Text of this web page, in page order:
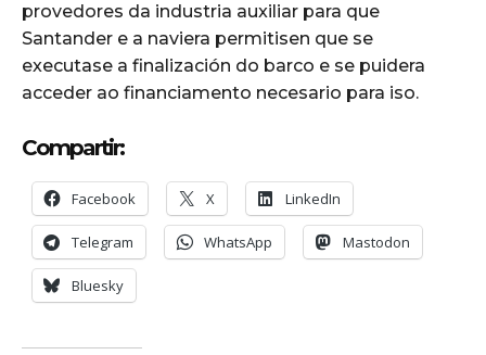
provedores da industria auxiliar para que
Santander e a naviera permitisen que se
executase a finalización do barco e se puidera
acceder ao financiamento necesario para iso.
Compartir:
Facebook X LinkedIn
Telegram WhatsApp Mastodon
Bluesky